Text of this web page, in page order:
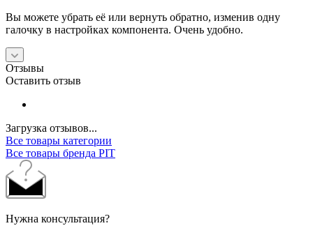
Вы можете убрать её или вернуть обратно, изменив одну
галочку в настройках компонента. Очень удобно.
Отзывы
Оставить отзыв
Загрузка отзывов...
Все товары категории
Все товары бренда PIT
Нужна консультация?